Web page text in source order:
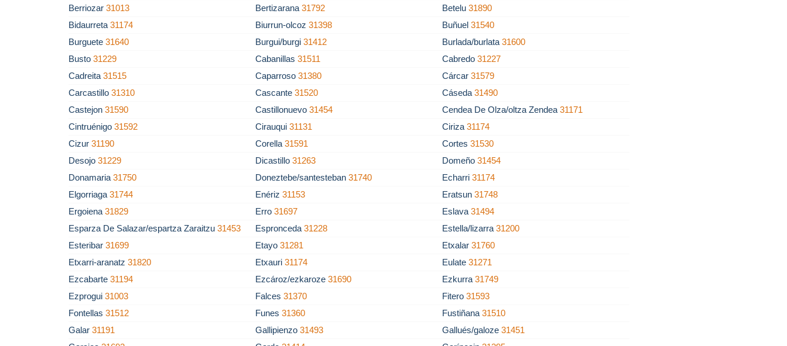
Berriozar 31013 Bertizarana31792 Betelu31890
Bidaurreta 31174 Biurrun-olcoz31398 Buñuel31540
Burguete 31640 Burgui/burgi31412 Burlada/burlata31600
Busto 31229 Cabanillas31511 Cabredo31227
Cadreita 31515 Caparroso31380 Cárcar31579
Carcastillo 31310 Cascante31520 Cáseda31490
Castejon 31590 Castillonuevo31454 Cendea De Olza/oltza Zendea31171
Cintruénigo 31592 Cirauqui31131 Ciriza31174
Cizur 31190 Corella31591 Cortes31530
Desojo 31229 Dicastillo31263 Domeño31454
Donamaria 31750 Doneztebe/santesteban31740 Echarri31174
Elgorriaga 31744 Enériz31153 Eratsun31748
Ergoiena 31829 Erro31697 Eslava31494
Esparza De Salazar/espartza Zaraitzu 31453 Espronceda31228 Estella/lizarra31200
Esteribar 31699 Etayo31281 Etxalar31760
Etxarri-aranatz 31820 Etxauri31174 Eulate31271
Ezcabarte 31194 Ezcároz/ezkaroze31690 Ezkurra31749
Ezprogui 31003 Falces31370 Fitero31593
Fontellas 31512 Funes31360 Fustiñana31510
Galar 31191 Gallipienzo31493 Gallués/galoze31451